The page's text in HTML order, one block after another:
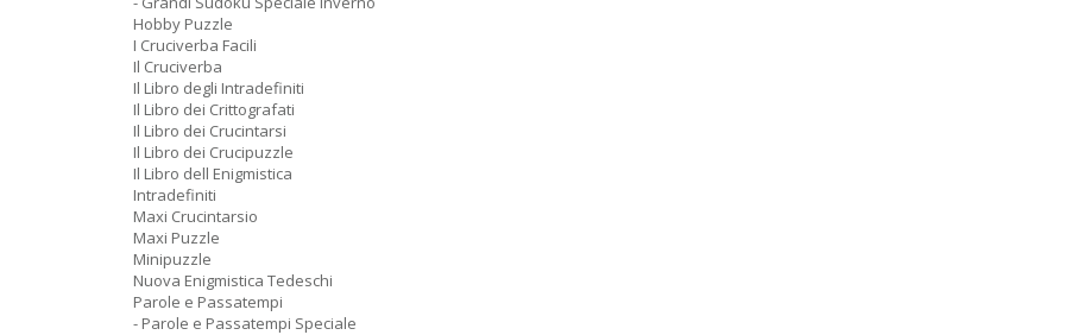
Hobby Puzzle
I Cruciverba Facili
Il Cruciverba
Il Libro degli Intradefiniti
Il Libro dei Crittografati
Il Libro dei Crucintarsi
Il Libro dei Crucipuzzle
Il Libro dell Enigmistica
Intradefiniti
Maxi Crucintarsio
Maxi Puzzle
Minipuzzle
Nuova Enigmistica Tedeschi
Parole e Passatempi
- Parole e Passatempi Speciale